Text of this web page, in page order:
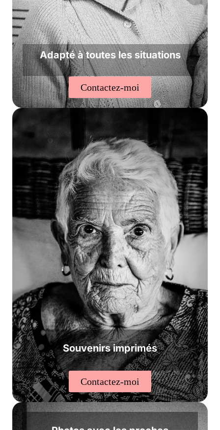
Adapté à toutes les situations
Contactez-moi
Souvenirs imprimés
Contactez-moi